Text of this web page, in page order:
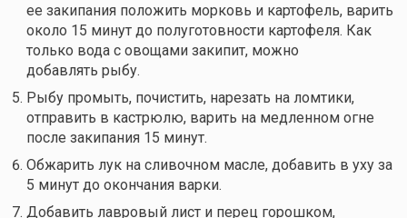
ее закипания положить морковь и картофель, варить
около 15 минут до полуготовности картофеля. Как
только вода с овощами закипит, можно
добавлять рыбу.
Рыбу промыть, почистить, нарезать на ломтики,
отправить в кастрюлю, варить на медленном огне
после закипания 15 минут.
Обжарить лук на сливочном масле, добавить в уху за
5 минут до окончания варки.
Добавить лавровый лист и перец горошком,